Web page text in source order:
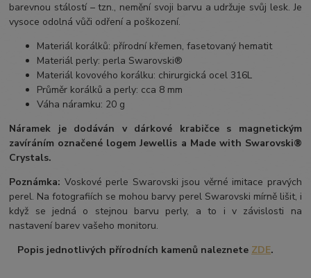
barevnou stálostí – tzn., nemění svoji barvu a udržuje svůj lesk. Je
vysoce odolná vůči odření a poškození.
Materiál korálků: přírodní křemen, fasetovaný hematit
Materiál perly: perla Swarovski®
Materiál kovového korálku: chirurgická ocel 316L
Průměr korálků a perly: cca 8 mm
Váha náramku: 20 g
Náramek je dodáván v dárkové krabičce s magnetickým
zavíráním označené logem Jewellis a Made with Swarovski®
Crystals.
Poznámka: Voskové perle Swarovski jsou věrné imitace pravých
perel. Na fotografiích se mohou barvy perel Swarovski mírně lišit, i
když se jedná o stejnou barvu perly, a to i v závislosti na
nastavení barev vašeho monitoru.
Popis jednotlivých přírodních kamenů naleznete ZDE.